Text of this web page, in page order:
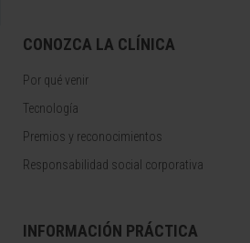
CONOZCA LA CLÍNICA
Por qué venir
Tecnología
Premios y reconocimientos
Responsabilidad social corporativa
INFORMACIÓN PRÁCTICA